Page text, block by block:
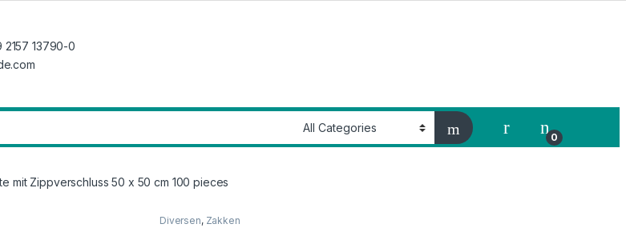
13790-0
My Account
0
mit Zippverschluss 50 x 50 cm 100 pieces
Diversen, Zakken